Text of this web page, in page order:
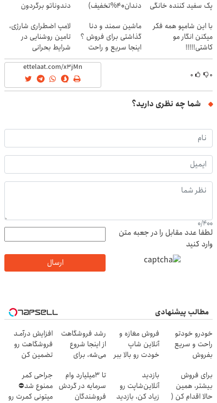
پک سفید کننده خانگی
دندان40%تخفیف)
دندوناتو برگردون
با این شامپو همه فکر
میکنن انگار مو
کاشتی!!!!!
ماشین سمند و دنا
گذاشتی برای فروش ؟
اینجا سریع و راحت
بفروش
لامپ اضطراری شارژی،
تامین روشنایی در
شرایط بحرانی
۰ ۰
شما چه نظری دارید؟
0/400
لطفا عدد مقابل را در جعبه متن
وارد کنید
ارسال
مطالب پیشنهادی
خودرو خودتو
راحت و سریع
بفروش
فروش مغازه و
آنلاین شاپ
خودت رو بالا ببر
رشد فروشگاهت
از اینجا شروع
می‌شه، برای
آماده‌ای؟
افزایش درآمـد
فروشگاهت رو
تضمین کن
برای فروش
بیشتر، همین
حالا اقدام کن (
بازدید
آنلاین‌شاپت رو
زیاد کن، بازدید
تا 3میلیارد وام
سرمایه در گردش
فروشندگان
جراحی کمر
ممنوع شد⛔
میتونی کمرت رو